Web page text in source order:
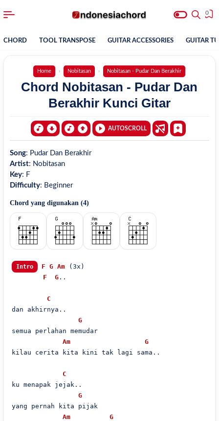
0
CHORD TOOL TRANSPOSE GUITAR ACCESSORIES GUITAR
Home Nobitasan Nobitasan - Pudar Dan Berakhir
Chord Nobitasan - Pudar Dan
Berakhir Kunci Gitar
AUTOSCROLL
Song: Pudar Dan Berakhir
Artist: Nobitasan
Key: F
Difficulty: Beginner
Chord yang digunakan (4)
Intro F G Am (3x)
F
G..
C
dan akhirnya..
G
semua perlahan memudar
Am
G
kilau cerita kita kini tak lagi sama..
C
ku menapak jejak..
G
yang pernah kita pijak
Am
G